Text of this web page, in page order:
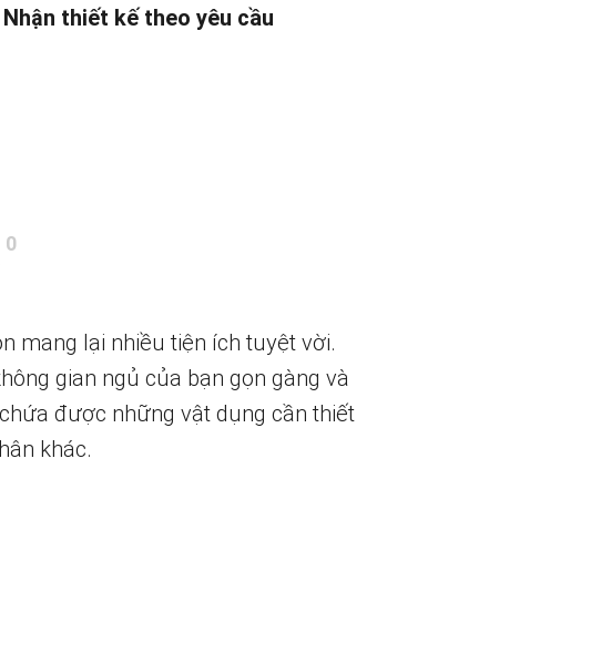
Nhận thiết kế theo yêu cầu
0
mang lại nhiều tiện ích tuyệt vời.
gian ngủ của bạn gọn gàng và
được những vật dụng cần thiết
khác.